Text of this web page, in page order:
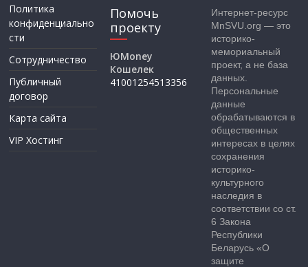
Политика
конфиденциально
сти
Сотрудничество
Публичный
договор
Карта сайта
VIP Хостинг
Помочь
проекту
ЮMoney
Кошелек
41001254513356
Интернет-ресурс
MnSVU.org — это
историко-
мемориальный
проект, а не база
данных.
Персональные
данные
обрабатываются в
общественных
интересах в целях
сохранения
историко-
культурного
наследия в
соответствии со ст.
6 Закона
Республики
Беларусь «О
защите